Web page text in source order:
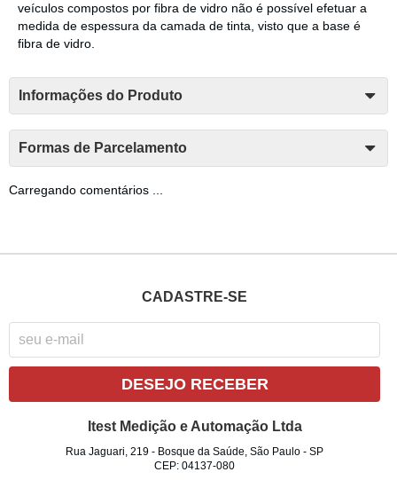
veículos compostos por fibra de vidro não é possível efetuar a
medida de espessura da camada de tinta, visto que a base é
fibra de vidro.
Informações do Produto
Formas de Parcelamento
Carregando comentários ...
CADASTRE-SE
DESEJO RECEBER
Itest Medição e Automação Ltda
Rua Jaguari, 219 - Bosque da Saúde, São Paulo -SP
CEP: 04137-080